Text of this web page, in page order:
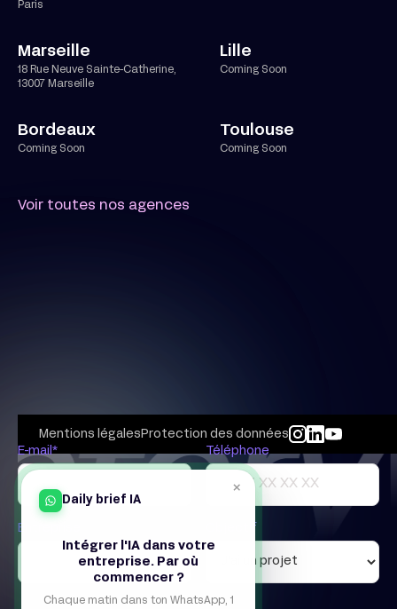
Paris
Marseille
18 Rue Neuve Sainte-Catherine,
13007 Marseille
Lille
Coming Soon
Bordeaux
Coming Soon
Toulouse
Coming Soon
Voir toutes nos agences
Mentions légales Protection des données
E-mail*
Téléphone
Entreprise Objectif
×
Daily brief IA
Intégrer l'IA dans votre
entreprise. Par où
commencer ?
Chaque matin dans ton WhatsApp, 1